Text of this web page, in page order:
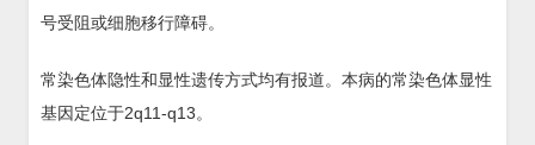
号受阻或细胞移行障碍。
常染色体隐性和显性遗传方式均有报道。本病的常染色体显性
基因定位于2q11-q13。